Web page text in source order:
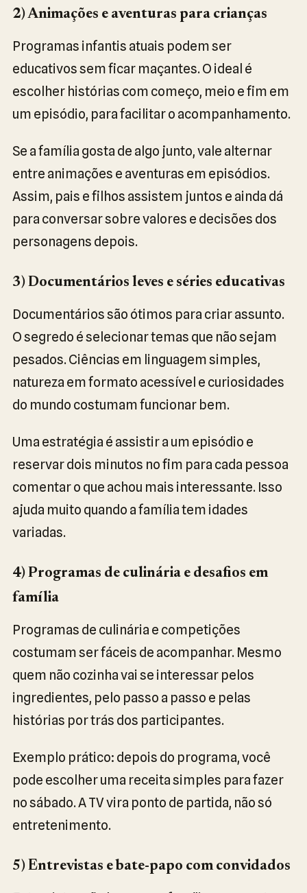
2) Animações e aventuras para crianças
Programas infantis atuais podem ser
educativos sem ficar maçantes. O ideal é
escolher histórias com começo, meio e fim em
um episódio, para facilitar o acompanhamento.
Se a família gosta de algo junto, vale alternar
entre animações e aventuras em episódios.
Assim, pais e filhos assistem juntos e ainda dá
para conversar sobre valores e decisões dos
personagens depois.
3) Documentários leves e séries educativas
Documentários são ótimos para criar assunto.
O segredo é selecionar temas que não sejam
pesados. Ciências em linguagem simples,
natureza em formato acessível e curiosidades
do mundo costumam funcionar bem.
Uma estratégia é assistir a um episódio e
reservar dois minutos no fim para cada pessoa
comentar o que achou mais interessante. Isso
ajuda muito quando a família tem idades
variadas.
4) Programas de culinária e desafios em
família
Programas de culinária e competições
costumam ser fáceis de acompanhar. Mesmo
quem não cozinha vai se interessar pelos
ingredientes, pelo passo a passo e pelas
histórias por trás dos participantes.
Exemplo prático: depois do programa, você
pode escolher uma receita simples para fazer
no sábado. A TV vira ponto de partida, não só
entretenimento.
5) Entrevistas e bate-papo com convidados